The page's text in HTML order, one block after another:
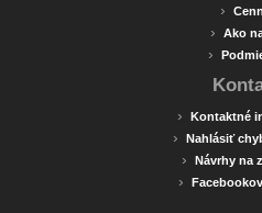
›
› Ako
›
› Kontaktné
› Nahlásiť
› Návrhy na
›